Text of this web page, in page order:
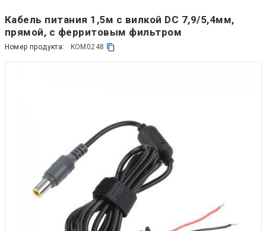
Кабель питания 1,5м с вилкой DC 7,9/5,4мм,
прямой, с ферритовым фильтром
Номер продукта: KOM0248